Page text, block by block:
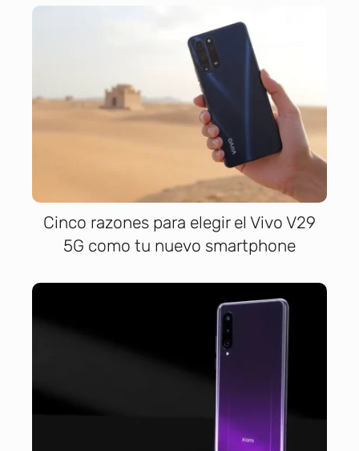
Cinco razones para elegir el Vivo V29
5G como tu nuevo smartphone